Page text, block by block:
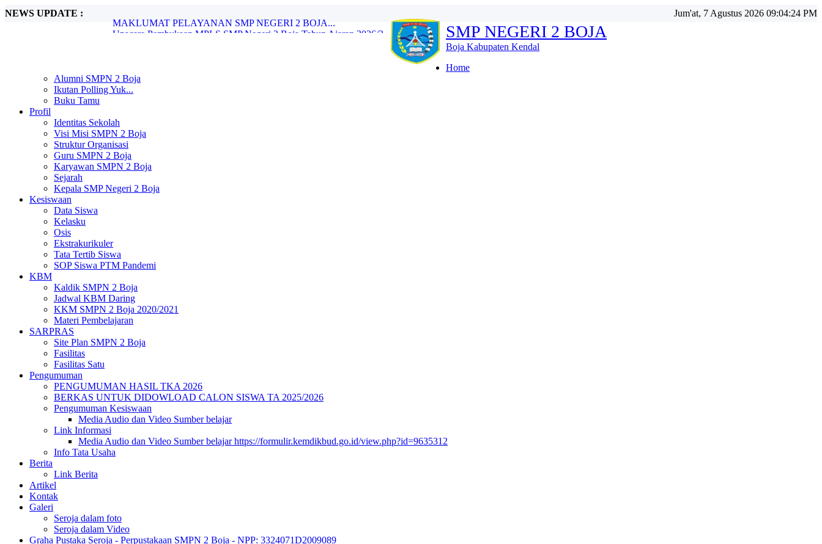
NEWS UPDATE :
Upacara Pembukaan MPLS SMP Negeri 2 Boja Tahun Ajaran 2026/2...
SMP Negeri 2 Boja Melaksanakan In House Training (IHT) Revie...
SMP Negeri 2 Boja Resmi Umumkan Hasil Tes Kompetensi Akademi...
Pengimbasan Adiwiyata SMP Negeri 2 Boja Wujud Upaya Menuju A...
MAKLUMAT PELAYANAN SMP NEGERI 2 BOJA...
Jum'at, 7 Agustus 2026 09:04:26 PM
SMP NEGERI 2 BOJA
Boja Kabupaten Kendal
Home
Alumni SMPN 2 Boja
Ikutan Polling Yuk...
Buku Tamu
Profil
Identitas Sekolah
Visi Misi SMPN 2 Boja
Struktur Organisasi
Guru SMPN 2 Boja
Karyawan SMPN 2 Boja
Sejarah
Kepala SMP Negeri 2 Boja
Kesiswaan
Data Siswa
Kelasku
Osis
Ekstrakurikuler
Tata Tertib Siswa
SOP Siswa PTM Pandemi
KBM
Kaldik SMPN 2 Boja
Jadwal KBM Daring
KKM SMPN 2 Boja 2020/2021
Materi Pembelajaran
SARPRAS
Site Plan SMPN 2 Boja
Fasilitas
Fasilitas Satu
Pengumuman
PENGUMUMAN HASIL TKA 2026
BERKAS UNTUK DIDOWLOAD CALON SISWA TA 2025/2026
Pengumuman Kesiswaan
Media Audio dan Video Sumber belajar
Link Informasi
Media Audio dan Video Sumber belajar https://formulir.kemdikbud.go.id/view.php?id=9635312
Info Tata Usaha
Berita
Link Berita
Artikel
Kontak
Galeri
Seroja dalam foto
Seroja dalam Video
Graha Pustaka Seroja - Perpustakaan SMPN 2 Boja - NPP: 3324071D2009089